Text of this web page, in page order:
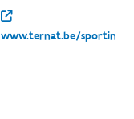
www.ternat.be/